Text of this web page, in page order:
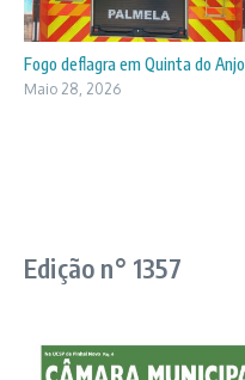
Fogo deflagra em Quinta do Anjo
Maio 28, 2026
Edição n° 1357